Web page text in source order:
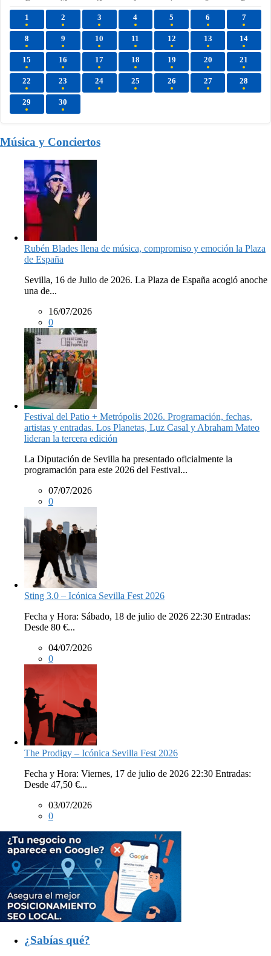
1 2 3 4 5 6 7
8 9 10 11 12 13 14
15 16 17 18 19 20 21
22 23 24 25 26 27 28
29 30
Música y Conciertos
Rubén Blades llena de música, compromiso y emoción la Plaza
de España
Sevilla, 16 de Julio de 2026. La Plaza de España acogió anoche
una de...
16/07/2026
0
Festival del Patio + Metrópolis 2026. Programación, fechas,
artistas y entradas. Los Planetas, Luz Casal y Abraham Mateo
lideran la tercera edición
La Diputación de Sevilla ha presentado oficialmente la
programación para este 2026 del Festival...
07/07/2026
0
Sting 3.0 – Icónica Sevilla Fest 2026
Fecha y Hora: Sábado, 18 de julio de 2026 22:30 Entradas:
Desde 80 €...
04/07/2026
0
The Prodigy – Icónica Sevilla Fest 2026
Fecha y Hora: Viernes, 17 de julio de 2026 22:30 Entradas:
Desde 47,50 €...
03/07/2026
0
¿Sabías qué?